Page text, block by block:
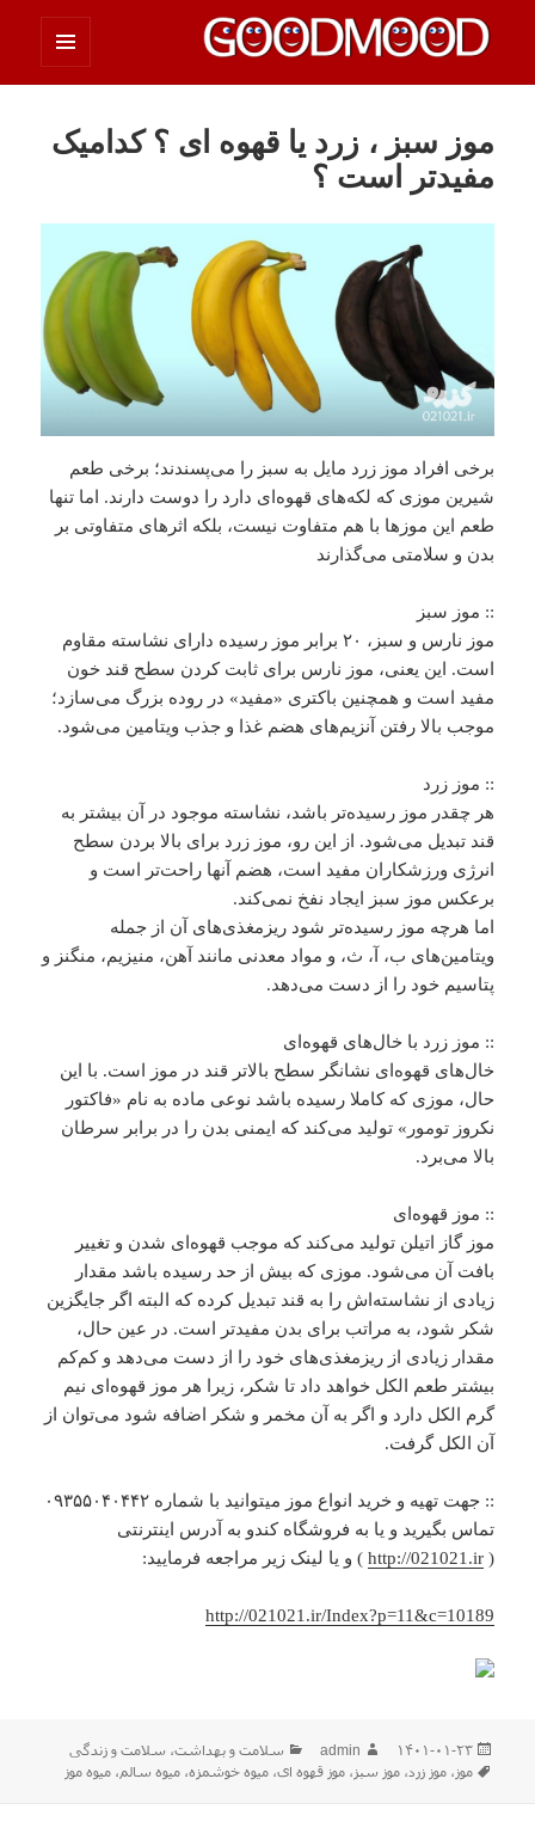
چیزای خووب مووب
موز سبز ، زرد یا قهوه ای ؟ کدامیک
مفیدتر است ؟
برخی افراد موز زرد مایل به سبز را می‌پسندند؛ برخی طعم
شیرین موزی که لکه‌های قهوه‌ای دارد را دوست دارند. اما تنها
طعم این موزها با هم متفاوت نیست، بلکه اثرهای متفاوتی بر
بدن و سلامتی می‌گذارند
:: موز سبز
موز نارس و سبز، ۲۰ برابر موز رسیده دارای نشاسته مقاوم
است. این یعنی، موز نارس برای ثابت کردن سطح قند خون
مفید است و همچنین باکتری «مفید» در روده بزرگ می‌سازد؛
موجب بالا رفتن آنزیم‌های هضم غذا و جذب ویتامین می‌شود.
:: موز زرد
هر چقدر موز رسیده‌تر باشد، نشاسته موجود در آن بیشتر به
قند تبدیل می‌شود. از این رو، موز زرد برای بالا بردن سطح
انرژی ورزشکاران مفید است، هضم آنها راحت‌تر است و
برعکس موز سبز ایجاد نفخ نمی‌کند.
اما هرچه موز رسیده‌تر شود ریزمغذی‌های آن از جمله
ویتامین‌های ب، آ، ث، و مواد معدنی مانند آهن، منیزیم، منگنز و
پتاسیم خود را از دست می‌دهد.
:: موز زرد با خال‌های قهوه‌ای
خال‌های قهوه‌ای نشانگر سطح بالاتر قند در موز است. با این
حال، موزی که کاملا رسیده باشد نوعی ماده به نام «فاکتور
نکروز تومور» تولید می‌کند که ایمنی بدن را در برابر سرطان
بالا می‌برد.
:: موز قهوه‌ای
موز گاز اتیلن تولید می‌کند که موجب قهوه‌ای شدن و تغییر
بافت آن می‌شود. موزی که بیش از حد رسیده باشد مقدار
زیادی از نشاسته‌اش را به قند تبدیل کرده که البته اگر جایگزین
شکر شود، به مراتب برای بدن مفیدتر است. در عین حال،
مقدار زیادی از ریزمغذی‌های خود را از دست می‌دهد و کم‌کم
بیشتر طعم الکل خواهد داد تا شکر، زیرا هر موز قهوه‌ای نیم
گرم الکل دارد و اگر به آن مخمر و شکر اضافه شود می‌توان از
آن الکل گرفت.
:: جهت تهیه و خرید انواع موز میتوانید با شماره ۰۹۳۵۵۰۴۰۴۴۲
تماس بگیرید و یا به فروشگاه کندو به آدرس اینترنتی
(
http://021021.ir ) و یا لینک زیر مراجعه فرمایید:
http://021021.ir/Index?p=11&c=10189
ارسال
شده
۱۴۰۱-۰۱-۲۳ نویسنده
admin دسته‌ها
سلامت و بهداشت، سلامت و زندگی
برچسب‌ها
موز ،موز زرد،موز سبز ،موز قهوه ای،میوه خوشمزه،میوه سالم،میوه موز